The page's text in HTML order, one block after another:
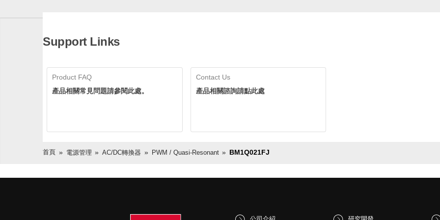
Support Links
Product FAQ
產品相關常見問題請參閱此處。
Contact Us
產品相關諮詢請點此處
首頁 電源管理 AC/DC轉換器 PWM / Quasi-Resonant BM1Q021FJ